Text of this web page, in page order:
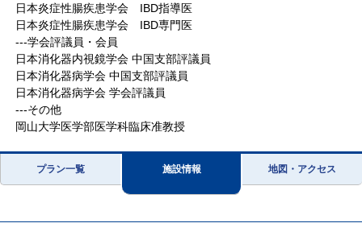
日本炎症性腸疾患学会 IBD指導医
日本炎症性腸疾患学会 IBD専門医
---学会評議員・会員
日本消化器内視鏡学会 中国支部評議員
日本消化器病学会 中国支部評議員
日本消化器病学会 学会評議員
---その他
岡山大学医学部医学科臨床准教授
プラン一覧 施設情報 地図・アクセス